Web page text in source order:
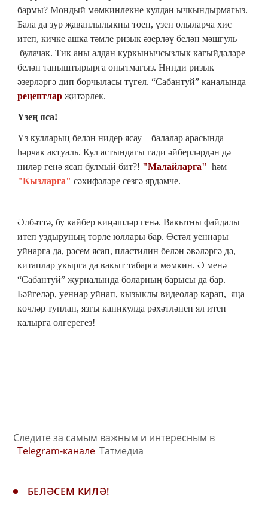
бармы? Мондый мөмкинлекне кулдан ычкындырмагыз.
Бала да зур җаваплылыкны тоеп, үзен олыларча хис
итеп, кичке ашка тәмле ризык әзерләү белән мәшгуль
булачак. Тик аны алдан куркынычсызлык кагыйдәләре
белән таныштырырга онытмагыз. Нинди ризык
әзерләргә дип борчыласы түгел. “Сабантуй” каналында
рецептлар җитәрлек.
Үзең яса!
Үз кулларың белән нидер ясау – балалар арасында
һәрчак актуаль. Кул астындагы гади әйберләрдән дә
ниләр генә ясап булмый бит?! "Малайларга" һәм
"Кызларга" сәхифәләре сезгә ярдәмче.
Әлбәттә, бу кайбер киңәшләр генә. Вакытны файдалы
итеп уздыруның төрле юллары бар. Өстәл уеннары
уйнарга да, рәсем ясап, пластилин белән әвәләргә дә,
китаплар укырга да вакыт табарга мөмкин. Ә менә
“Сабантуй” журналында боларның барысы да бар.
Бәйгеләр, уеннар уйнап, кызыклы видеолар карап, яңа
көчләр туплап, язгы каникулда рәхәтләнеп ял итеп
калырга өлгерегез!
Следите за самым важным и интересным в
Telegram-канале Татмедиа
БЕЛӘСЕМ КИЛӘ!